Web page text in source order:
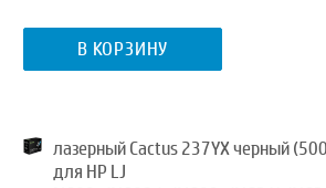
В КОРЗИНУ
лазерный Cactus 237YX черный
для HP LJ